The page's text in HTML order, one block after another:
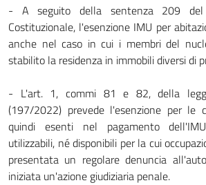
- A seguito della sentenza 209
Costituzionale, l'esenzione IMU per
anche nel caso in cui i membri del
stabilito la residenza in immobili diversi di
- L'art. 1, commi 81 e 82, della
(197/2022) prevede l'esenzione per le
quindi esenti nel pagamento
utilizzabili, né disponibili per la cui
presentata un regolare denuncia
iniziata un'azione giudiziaria penale.